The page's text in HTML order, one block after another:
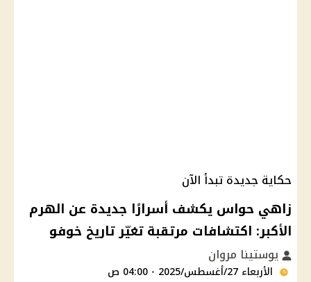
حكاية جديدة تبدأ الآن
زاهي حواس يكشف أسرارًا جديدة عن الهرم
الأكبر: اكتشافات مرتقبة تغيّر تاريخ خوفو
يوستينا مروان
الأربعاء 27/أغسطس/2025 - 04:00 ص